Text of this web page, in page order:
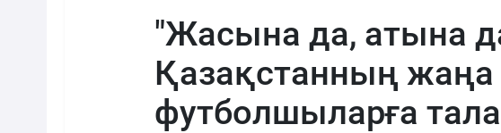
"Жасына да, атына
Қазақстанның жаңа
футболшыларға